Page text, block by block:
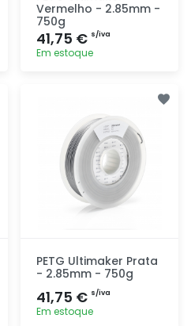
Vermelho - 2.85mm -
750g
41,75 € s/iva
Em estoque
PETG Ultimaker Prata
- 2.85mm - 750g
41,75 € s/iva
Em estoque